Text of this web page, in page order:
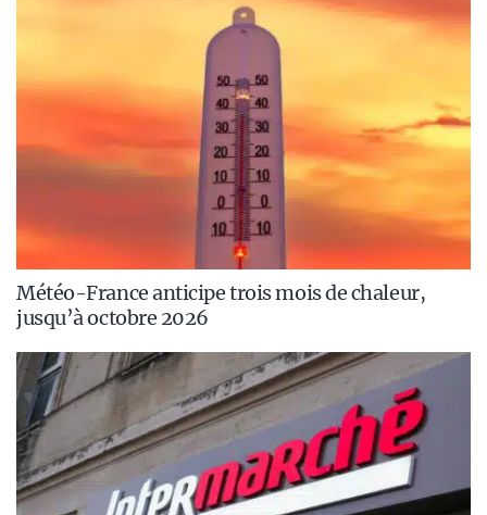
Météo-France anticipe trois mois de chaleur,
jusqu’à octobre 2026